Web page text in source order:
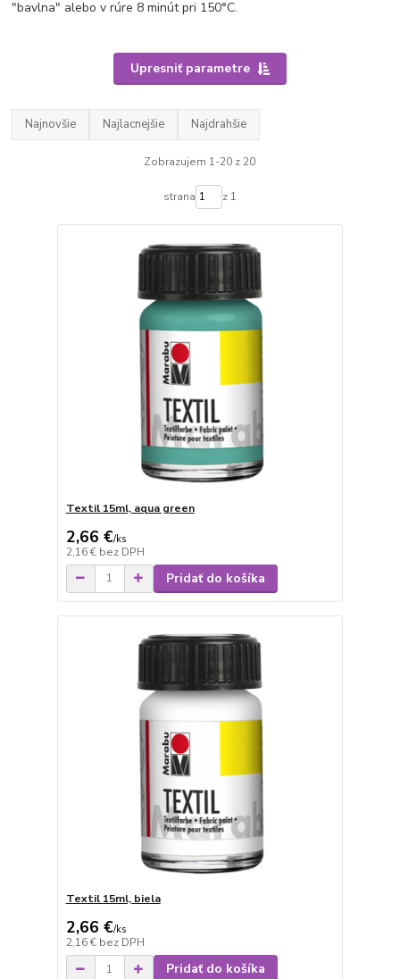
"bavlna" alebo v rúre 8 minút pri 150°C.
Upresniť parametre
Najnovšie Najlacnejšie Najdrahšie
Zobrazujem 1-20 z 20
strana z 1
Textil 15ml, aqua green
2,66 €/ks
2,16 € bez DPH
Pridať do košíka
Textil 15ml, biela
2,66 €/ks
2,16 € bez DPH
Pridať do košíka